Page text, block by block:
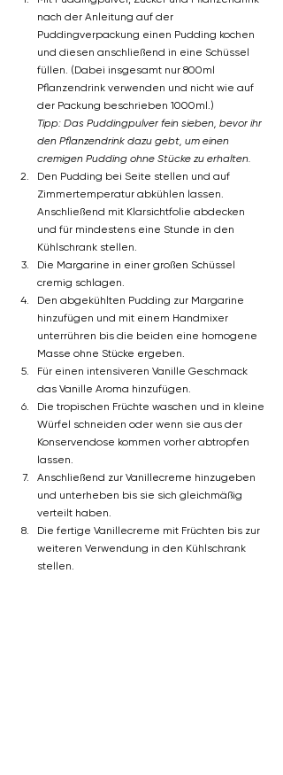
nach der Anleitung auf der
Puddingverpackung einen Pudding kochen
und diesen anschließend in eine Schüssel
füllen. (Dabei insgesamt nur 800ml
Pflanzendrink verwenden und nicht wie auf
der Packung beschrieben 1000ml.)
Tipp: Das Puddingpulver fein sieben, bevor ihr
den Pflanzendrink dazu gebt, um einen
cremigen Pudding ohne Stücke zu erhalten.
Den Pudding bei Seite stellen und auf
Zimmertemperatur abkühlen lassen.
Anschließend mit Klarsichtfolie abdecken
und für mindestens eine Stunde in den
Kühlschrank stellen.
Die Margarine in einer großen Schüssel
cremig schlagen.
Den abgekühlten Pudding zur Margarine
hinzufügen und mit einem Handmixer
unterrühren bis die beiden eine homogene
Masse ohne Stücke ergeben.
Für einen intensiveren Vanille Geschmack
das Vanille Aroma hinzufügen.
Die tropischen Früchte waschen und in kleine
Würfel schneiden oder wenn sie aus der
Konservendose kommen vorher abtropfen
lassen.
Anschließend zur Vanillecreme hinzugeben
und unterheben bis sie sich gleichmäßig
verteilt haben.
Die fertige Vanillecreme mit Früchten bis zur
weiteren Verwendung in den Kühlschrank
stellen.